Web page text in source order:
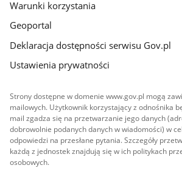
Warunki korzystania
Geoportal
Deklaracja dostępności serwisu Gov.pl
Ustawienia prywatności
Strony dostępne w domenie www.gov.pl mogą
mailowych. Użytkownik korzystający z odnośnika
mail zgadza się na przetwarzanie jego danych
dobrowolnie podanych danych w wiadomości) w
odpowiedzi na przesłane pytania. Szczegóły
każdą z jednostek znajdują się w ich politykach
osobowych.